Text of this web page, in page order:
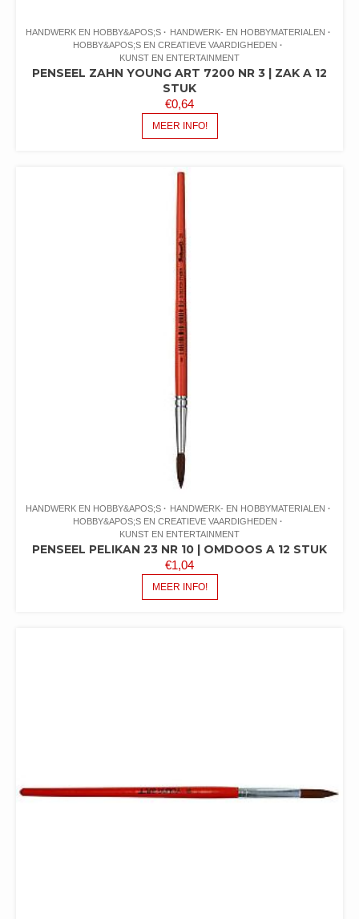
HANDWERK EN HOBBY&APOS;S
HANDWERK- EN HOBBYMATERIALEN
HOBBY&APOS;S EN CREATIEVE VAARDIGHEDEN
KUNST EN ENTERTAINMENT
PENSEEL ZAHN YOUNG ART 7200 NR 3 | ZAK A 12
STUK
€0,64
MEER INFO!
HANDWERK EN HOBBY&APOS;S
HANDWERK- EN HOBBYMATERIALEN
HOBBY&APOS;S EN CREATIEVE VAARDIGHEDEN
KUNST EN ENTERTAINMENT
PENSEEL PELIKAN 23 NR 10 | OMDOOS A 12 STUK
€1,04
MEER INFO!